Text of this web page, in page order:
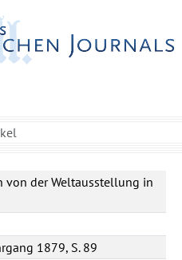
von der Weltausstellung in
1879, S. 89